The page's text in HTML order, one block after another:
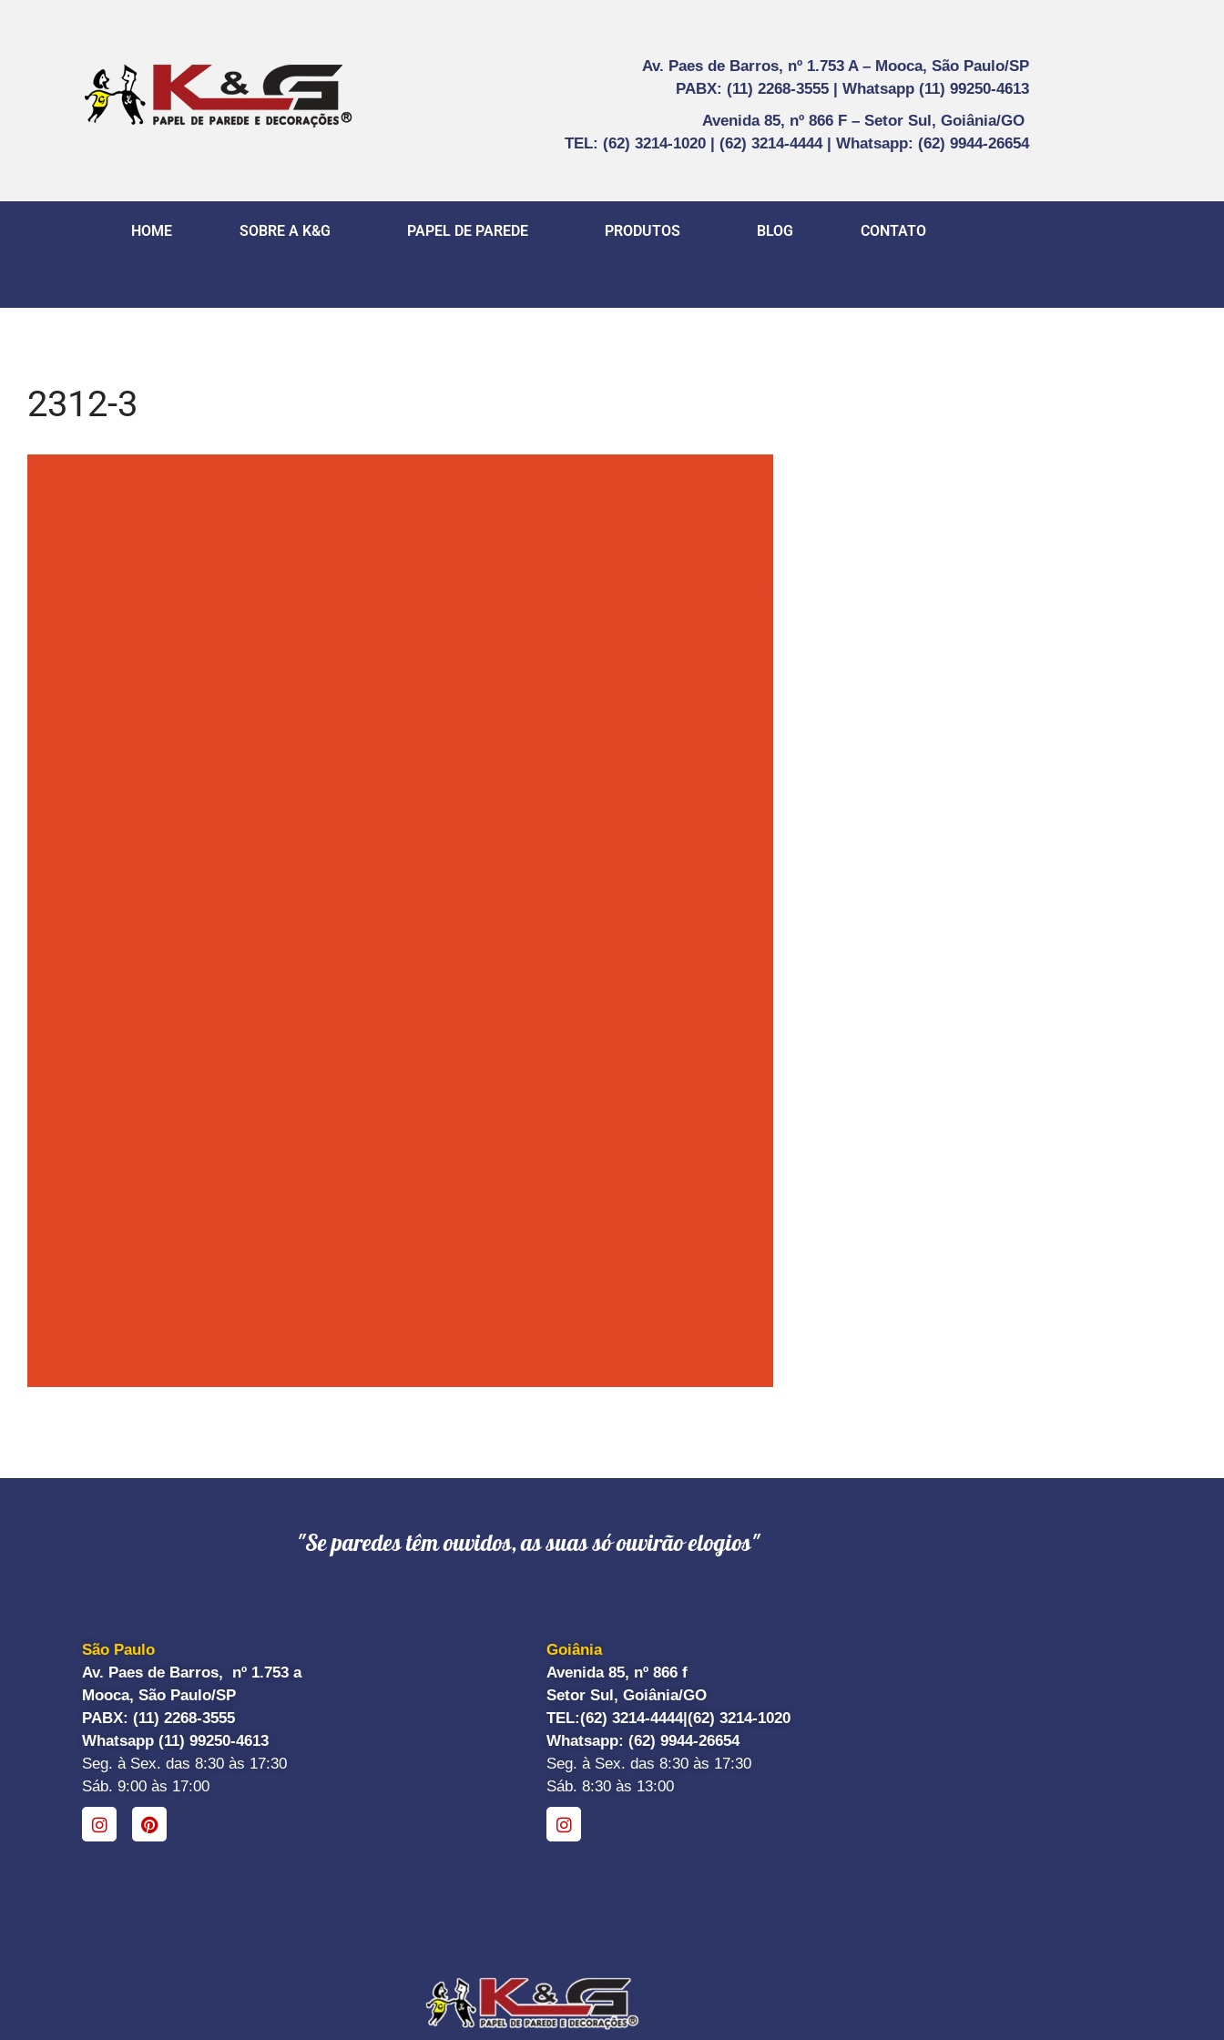
Av. Paes de Barros, nº 1.753 A – Mooca, São Paulo/SP
PABX: (11) 2268-3555 | Whatsapp (11) 99250-4613
Avenida 85, nº 866 F – Setor Sul, Goiânia/GO
TEL: (62) 3214-1020 | (62) 3214-4444 | Whatsapp: (62) 9944-26654
HOME SOBRE A K&G PAPEL DE PAREDE PRODUTOS BLOG CONTATO
2312-3
"Se paredes têm ouvidos, as suas só ouvirão elogios"
São Paulo
Av. Paes de Barros, nº 1.753 a
Mooca, São Paulo/SP
PABX: (11) 2268-3555
Whatsapp (11) 99250-4613
Seg. à Sex. das 8:30 às 17:30
Sáb. 9:00 às 17:00
Goiânia
Avenida 85, nº 866 f
Setor Sul, Goiânia/GO
TEL:(62) 3214-4444| (62) 3214-1020
Whatsapp: (62) 9944-26654
Seg. à Sex. das 8:30 às 17:30
Sáb. 8:30 às 13:00